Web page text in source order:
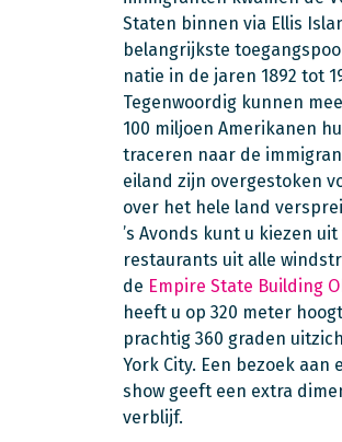
Staten binnen via Ellis
belangrijkste
natie in de jaren 1892 tot
Tegenwoordig kunnen
100 miljoen Amerikanen
traceren naar de
eiland zijn overgestoken
over het hele land
’s Avonds kunt u kiezen
restaurants uit alle
de Empire State Building
heeft u op 320 meter
prachtig 360 graden
York City. Een bezoek aan
show geeft een extra
verblijf.